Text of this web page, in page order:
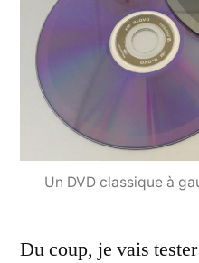
Un DVD classique à
Du coup, je vais